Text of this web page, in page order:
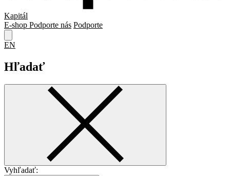
Kapitál
E-shop Podporte nás Podporte
EN
Hľadať
Vyhľadať: